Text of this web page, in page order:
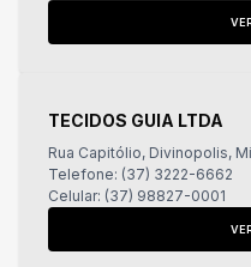
TECIDOS GUIA LTDA
Rua Capitólio, Divinopolis,
Telefone: (37) 3222-6662
Celular: (37) 98827-0001